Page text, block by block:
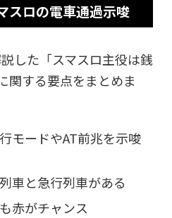
スロの電車通過示唆
した「スマスロ主役は銭
関する要点をまとめま
モードやAT前兆を示唆
車と急行列車がある
赤がチャンス